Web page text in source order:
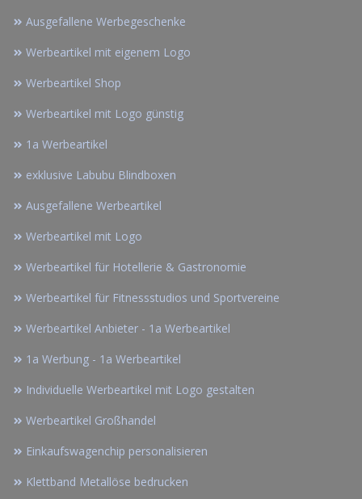
Ausgefallene Werbegeschenke
Werbeartikel mit eigenem Logo
Werbeartikel Shop
Werbeartikel mit Logo günstig
1a Werbeartikel
exklusive Labubu Blindboxen
Ausgefallene Werbeartikel
Werbeartikel mit Logo
Werbeartikel für Hotellerie & Gastronomie
Werbeartikel für Fitnessstudios und Sportvereine
Werbeartikel Anbieter - 1a Werbeartikel
1a Werbung - 1a Werbeartikel
Individuelle Werbeartikel mit Logo gestalten
Werbeartikel Großhandel
Einkaufswagenchip personalisieren
Klettband Metallöse bedrucken